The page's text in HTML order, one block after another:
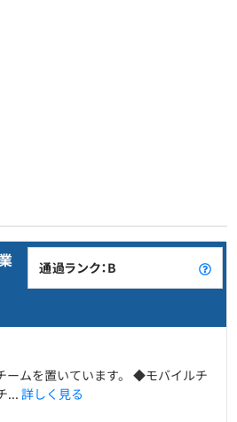
通過ランク：B
ームを置いています。 ◆モバイルチ
... 詳しく見る